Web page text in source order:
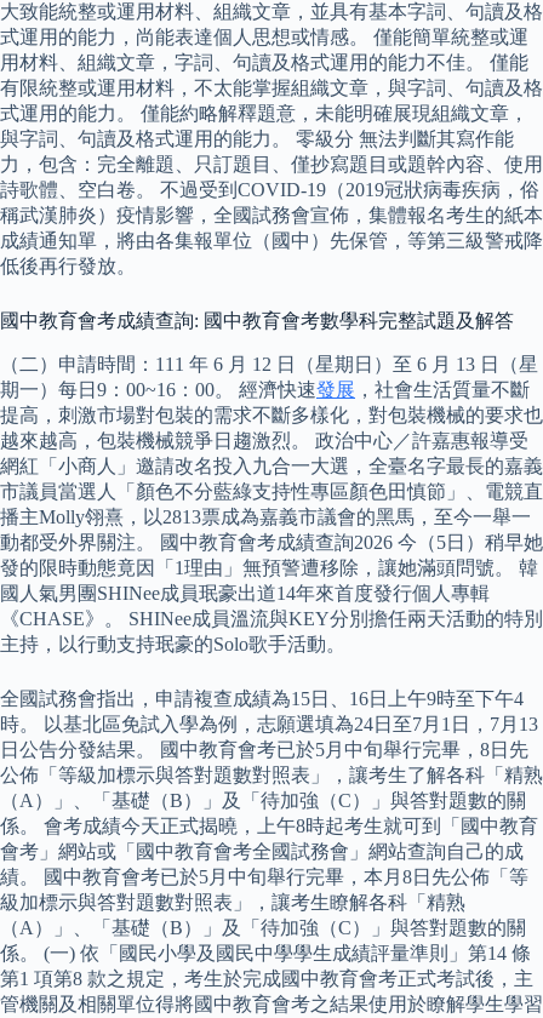
大致能統整或運用材料、組織文章，並具有基本字詞、句讀及格
式運用的能力，尚能表達個人思想或情感。 僅能簡單統整或運
用材料、組織文章，字詞、句讀及格式運用的能力不佳。 僅能
有限統整或運用材料，不太能掌握組織文章，與字詞、句讀及格
式運用的能力。 僅能約略解釋題意，未能明確展現組織文章，
與字詞、句讀及格式運用的能力。 零級分 無法判斷其寫作能
力，包含：完全離題、只訂題目、僅抄寫題目或題幹內容、使用
詩歌體、空白卷。 不過受到COVID-19（2019冠狀病毒疾病，俗
稱武漢肺炎）疫情影響，全國試務會宣佈，集體報名考生的紙本
成績通知單，將由各集報單位（國中）先保管，等第三級警戒降
低後再行發放。
國中教育會考成績查詢: 國中教育會考數學科完整試題及解答
（二）申請時間：111 年 6 月 12 日（星期日）至 6 月 13 日（星
期一）每日9：00~16：00。 經濟快速發展 ，社會生活質量不斷
提高，刺激市場對包裝的需求不斷多樣化，對包裝機械的要求也
越來越高，包裝機械競爭日趨激烈。 政治中心／許嘉惠報導受
網紅「小商人」邀請改名投入九合一大選，全臺名字最長的嘉義
市議員當選人「顏色不分藍綠支持性專區顏色田慎節」、電競直
播主Molly翎熹，以2813票成為嘉義市議會的黑馬，至今一舉一
動都受外界關注。 國中教育會考成績查詢2026 今（5日）稍早她
發的限時動態竟因「1理由」無預警遭移除，讓她滿頭問號。 韓
國人氣男團SHINee成員珉豪出道14年來首度發行個人專輯
《CHASE》。 SHINee成員溫流與KEY分別擔任兩天活動的特別
主持，以行動支持珉豪的Solo歌手活動。
全國試務會指出，申請複查成績為15日、16日上午9時至下午4
時。 以基北區免試入學為例，志願選填為24日至7月1日，7月13
日公告分發結果。 國中教育會考已於5月中旬舉行完畢，8日先
公佈「等級加標示與答對題數對照表」，讓考生了解各科「精熟
（A）」、「基礎（B）」及「待加強（C）」與答對題數的關
係。 會考成績今天正式揭曉，上午8時起考生就可到「國中教育
會考」網站或「國中教育會考全國試務會」網站查詢自己的成
績。 國中教育會考已於5月中旬舉行完畢，本月8日先公佈「等
級加標示與答對題數對照表」，讓考生瞭解各科「精熟
（A）」、「基礎（B）」及「待加強（C）」與答對題數的關
係。 (一) 依「國民小學及國民中學學生成績評量準則」第14 條
第1 項第8 款之規定，考生於完成國中教育會考正式考試後，主
管機關及相關單位得將國中教育會考之結果使用於瞭解學生學習